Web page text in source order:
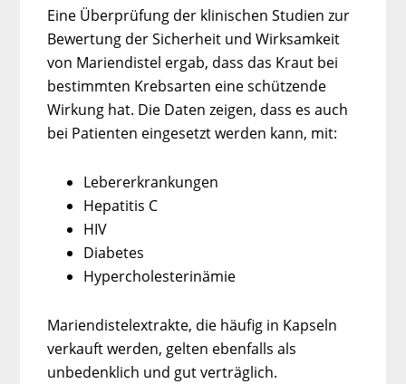
Eine Überprüfung der klinischen Studien zur
Bewertung der Sicherheit und Wirksamkeit
von Mariendistel ergab, dass das Kraut bei
bestimmten Krebsarten eine schützende
Wirkung hat. Die Daten zeigen, dass es auch
bei Patienten eingesetzt werden kann, mit:
Lebererkrankungen
Hepatitis C
HIV
Diabetes
Hypercholesterinämie
Mariendistelextrakte, die häufig in Kapseln
verkauft werden, gelten ebenfalls als
unbedenklich und gut verträglich.